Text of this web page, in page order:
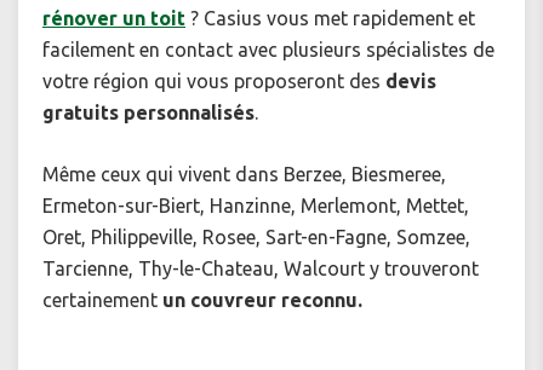
rénover un toit ? Casius vous met rapidement et
facilement en contact avec plusieurs spécialistes de
votre région qui vous proposeront des devis
gratuits personnalisés.
Même ceux qui vivent dans Berzee, Biesmeree,
Ermeton-sur-Biert, Hanzinne, Merlemont, Mettet,
Oret, Philippeville, Rosee, Sart-en-Fagne, Somzee,
Tarcienne, Thy-le-Chateau, Walcourt y trouveront
certainement un couvreur reconnu.